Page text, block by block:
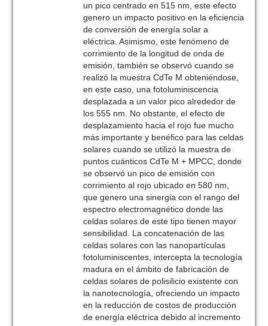
un pico centrado en 515 nm, este efecto
genero un impacto positivo en la eficiencia
de conversión de energía solar a
eléctrica. Asimismo, este fenómeno de
corrimiento de la longitud de onda de
emisión, también se observó cuando se
realizó la muestra CdTe M obteniéndose,
en este caso, una fotoluminiscencia
desplazada a un valor pico alrededor de
los 555 nm. No obstante, el efecto de
desplazamiento hacia el rojo fue mucho
más importante y benéfico para las celdas
solares cuando se utilizó la muestra de
puntos cuánticos CdTe M + MPCC, donde
se observó un pico de emisión con
corrimiento al rojo ubicado en 580 nm,
que genero una sinergia con el rango del
espectro electromagnético donde las
celdas solares de este tipo tienen mayor
sensibilidad. La concatenación de las
celdas solares con las nanopartículas
fotoluminiscentes, intercepta la tecnología
madura en el ámbito de fabricación de
celdas solares de polisilicio existente con
la nanotecnología, ofreciendo un impacto
en la reducción de costos de producción
de energía eléctrica debido al incremento